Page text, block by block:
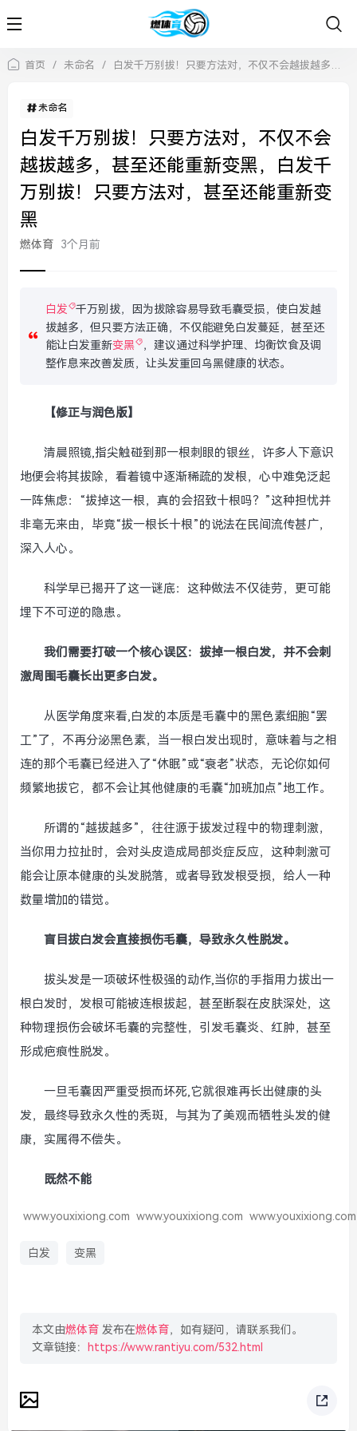
首页 / 未命名 / 白发千万别拔！只要方法对，不仅不会越拔越多，甚至还能重新变黑，白发千万别拔！只要方法对，甚至还能重新变黑
未命名
白发千万别拔！只要方法对，不仅不会
越拔越多，甚至还能重新变黑，白发千
万别拔！只要方法对，甚至还能重新变
黑
燃体育 3个月前
白发
千万别拔，因为拔除容易导致毛囊受损，使白发越
拔越多，但只要方法正确，不仅能避免白发蔓延，甚至还
能让白发重新变黑
，建议通过科学护理、均衡饮食及调
整作息来改善发质，让头发重回乌黑健康的状态。
【修正与润色版】
清晨照镜,指尖触碰到那一根刺眼的银丝，许多人下意识
地便会将其拔除，看着镜中逐渐稀疏的发根，心中难免泛起
一阵焦虑：“拔掉这一根，真的会招致十根吗？”这种担忧并
非毫无来由，毕竟“拔一根长十根”的说法在民间流传甚广，
深入人心。
科学早已揭开了这一谜底：这种做法不仅徒劳，更可能
埋下不可逆的隐患。
我们需要打破一个核心误区：拔掉一根白发，并不会刺
激周围毛囊长出更多白发。
从医学角度来看,白发的本质是毛囊中的黑色素细胞“罢
工”了，不再分泌黑色素，当一根白发出现时，意味着与之相
连的那个毛囊已经进入了“休眠”或“衰老”状态，无论你如何
频繁地拔它，都不会让其他健康的毛囊“加班加点”地工作。
所谓的“越拔越多”，往往源于拔发过程中的物理刺激，
当你用力拉扯时，会对头皮造成局部炎症反应，这种刺激可
能会让原本健康的头发脱落，或者导致发根受损，给人一种
数量增加的错觉。
盲目拔白发会直接损伤毛囊，导致永久性脱发。
拔头发是一项破坏性极强的动作,当你的手指用力拔出一
根白发时，发根可能被连根拔起，甚至断裂在皮肤深处，这
种物理损伤会破坏毛囊的完整性，引发毛囊炎、红肿，甚至
形成疤痕性脱发。
一旦毛囊因严重受损而坏死,它就很难再长出健康的头
发，最终导致永久性的秃斑，与其为了美观而牺牲头发的健
康，实属得不偿失。
既然不能
www.youxixiong.com www.youxixiong.com www.youxixiong.com
白发 变黑
本文由燃体育 发布在燃体育，如有疑问，请联系我们。
文章链接：
https://www.rantiyu.com/532.html